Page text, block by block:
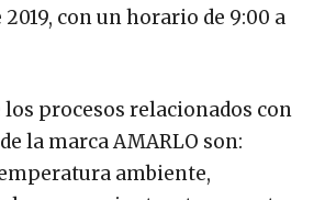
con un horario de 9:00 a
los procesos relacionados con
la marca AMARLO son:
ambiente,